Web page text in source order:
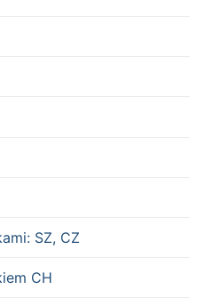
SZ, CZ
CH